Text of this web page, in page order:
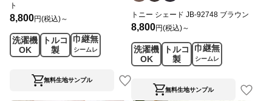
ト
8,800円(税込)～
洗濯機
OK
トルコ
製
巾継無
シームレ
ス
無料生地サンプル
トニー シェード JB-92748 ブラウン
8,800円(税込)～
洗濯機
OK
トルコ
製
巾継無
シームレ
ス
無料生地サンプル